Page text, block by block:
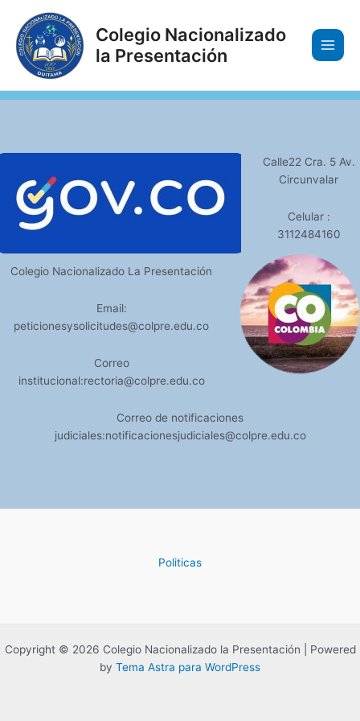
contenido
Colegio Nacionalizado
la Presentación
Calle22 Cra. 5 Av.
Circunvalar
Celular :
3112484160
Colegio Nacionalizado La Presentación
Email:
peticionesysolicitudes@colpre.edu.co
Correo
institucional:rectoria@colpre.edu.co
Correo de notificaciones
judiciales:notificacionesjudiciales@colpre.edu.co
Politicas
Copyright © 2026 Colegio Nacionalizado la Presentación | Powered
by Tema Astra para WordPress